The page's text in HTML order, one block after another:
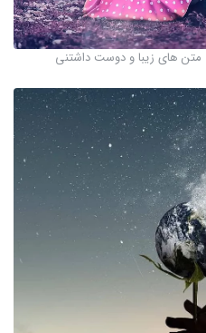
متن های زیبا و دوست داشتنی